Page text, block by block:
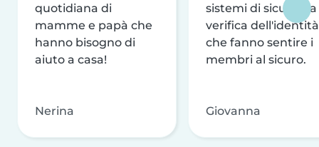
quotidiana di
mamme e papà che
hanno bisogno di
aiuto a casa!
Nerina
sistemi di sicurezza
verifica dell'identità
che fanno sentire i
membri al sicuro.
Giovanna